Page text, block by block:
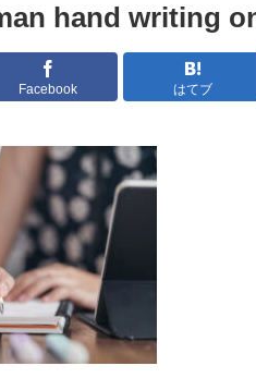
hand writing
Facebook はてブ